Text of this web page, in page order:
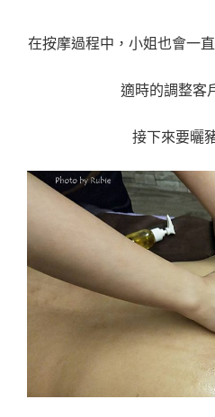
在按摩過程中，小姐也會一
適時的調整客
接下來要曬